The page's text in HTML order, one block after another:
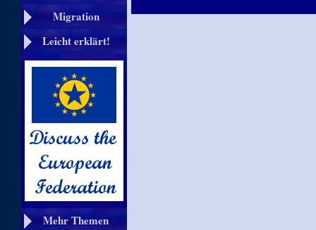
Migration
Leicht erklärt!
Mehr Themen